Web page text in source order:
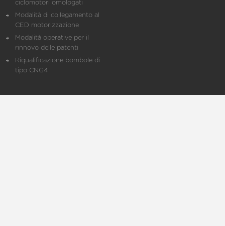
ciclomotori omologati
Modalità di collegamento al
CED motorizzazione
Modalità operative per il
rinnovo delle patenti
Riqualificazione bombole di
tipo CNG4